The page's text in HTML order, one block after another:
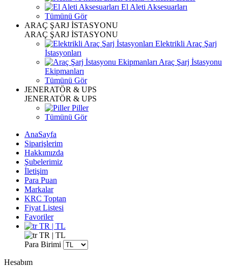
El Aleti Aksesuarları
Tümünü Gör
ARAÇ ŞARJ İSTASYONU
ARAÇ ŞARJ İSTASYONU
Elektrikli Araç Şarj
İstasyonları
Araç Şarj İstasyonu
Ekipmanları
Tümünü Gör
JENERATÖR & UPS
JENERATÖR & UPS
Piller
Tümünü Gör
AnaSayfa
Siparişlerim
Hakkımızda
Şubelerimiz
İletişim
Para Puan
Markalar
KRC Toptan
Fiyat Listesi
Favoriler
TR | TL
TR | TL
Para Birimi
Hesabım